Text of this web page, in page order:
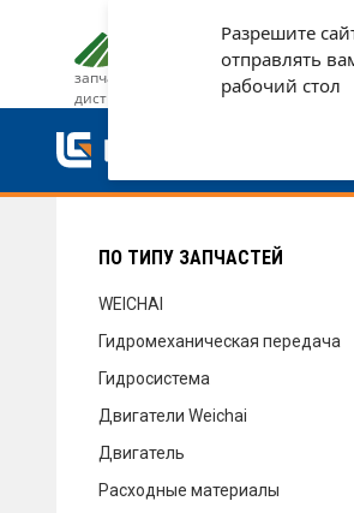
Разрешите
отправлять
рабочий стол
запчасти от официального
дистрибьютора
СЕРВИС
ПО ТИПУ ЗАПЧАСТЕЙ
WEICHAI
Гидромеханическая передача
Гидросистема
Двигатели Weichai
Двигатель
Расходные материалы